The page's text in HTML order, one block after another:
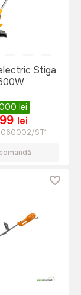
Stiga
lei
lei
ST1